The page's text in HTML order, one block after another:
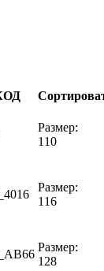
Размер:
110
Размер:
116
Размер:
128